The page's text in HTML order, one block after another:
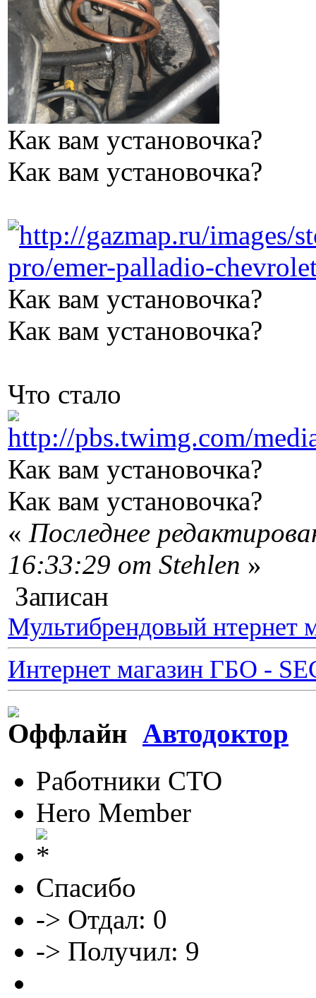
Как вам установочка?
Как вам установочка?
Как вам установочка?
Как вам установочка?
Что стало
Как вам установочка?
Как вам установочка?
« Последнее
16:33:29 от Stehlen »
Записан
Мультибрендовый нтернет
Интернет магазин ГБО -
Автодоктор
Работники СТО
Hero Member
Спасибо
-> Отдал: 0
-> Получил: 9